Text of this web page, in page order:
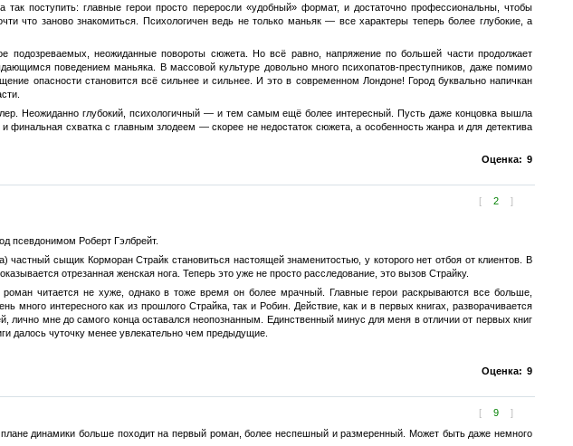
поступить: главные герои просто переросли «удобный» формат, и достаточно профессиональны, чтобы
что заново знакомиться. Психологичен ведь не только маньяк — все характеры теперь более глубокие, а
подозреваемых, неожиданные повороты сюжета. Но всё равно, напряжение по большей части продолжает
поведением маньяка. В массовой культуре довольно много психопатов-преступников, даже помимо
опасности становится всё сильнее и сильнее. И это в современном Лондоне! Город буквально напичкан
Неожиданно глубокий, психологичный — и тем самым ещё более интересный. Пусть даже концовка вышла
схватка с главным злодеем — скорее не недостаток сюжета, а особенность жанра и для детектива
Оценка: 9
[ 2 ]
псевдонимом Роберт Гэлбрейт.
сыщик Корморан Страйк становиться настоящей знаменитостью, у которого нет отбоя от клиентов. В
отрезанная женская нога. Теперь это уже не просто расследование, это вызов Страйку.
читается не хуже, однако в тоже время он более мрачный. Главные герои раскрываются все больше,
много интересного как из прошлого Страйка, так и Робин. Действие, как и в первых книгах, разворачивается
лично мне до самого конца оставался неопознанным. Единственный минус для меня в отличии от первых книг
далось чуточку менее увлекательно чем предыдущие.
Оценка: 9
[ 9 ]
динамики больше походит на первый роман, более неспешный и размеренный. Может быть даже немного